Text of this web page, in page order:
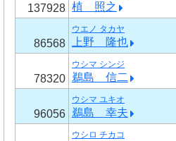
137928 植 照之
86568
ウエノ タカヤ
上野 隆也
78320
ウシマ シンジ
鵜島 信二
96056
ウシマ ユキオ
鵜島 幸夫
ウシロ チカコ